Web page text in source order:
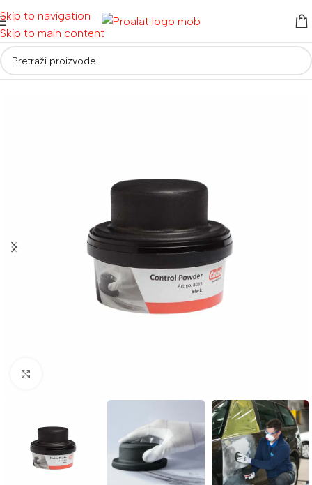
Skip to navigation
Skip to main content
Početna/ Auto detailing i oprema